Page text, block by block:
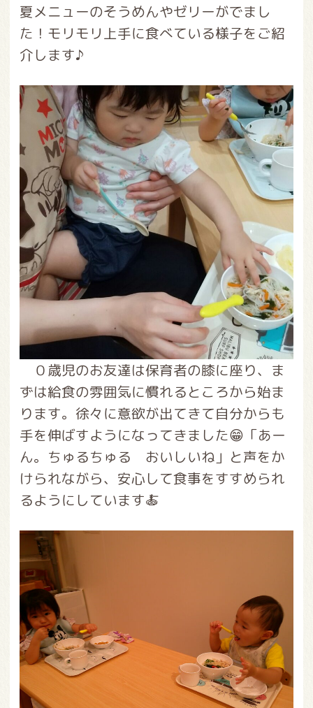
夏メニューのそうめんやゼリーがでまし
た！モリモリ上手に食べている様子をご紹
介します♪
０歳児のお友達は保育者の膝に座り、ま
ずは給食の雰囲気に慣れるところから始ま
ります。徐々に意欲が出てきて自分からも
手を伸ばすようになってきました😁「あー
ん。ちゅるちゅる おいしいね」と声をか
けられながら、安心して食事をすすめられ
るようにしています🍝